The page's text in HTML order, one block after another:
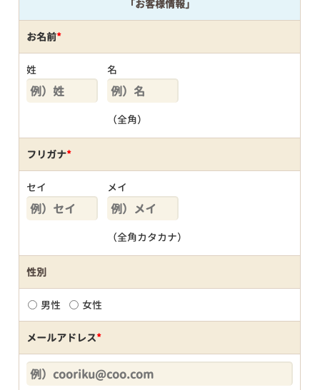
「お客様情報」
お名前*
姓 名
（全角）
フリガナ*
セイ メイ
（全角カタカナ）
性別
男性 女性
メールアドレス*